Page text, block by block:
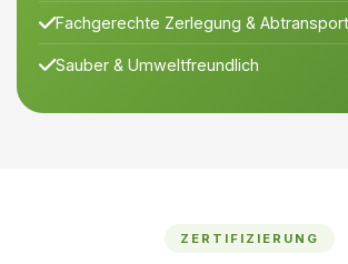
Fachgerechte Zerlegung & Abtransport
Sauber & Umweltfreundlich
ZERTIFIZIERUNG